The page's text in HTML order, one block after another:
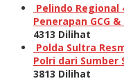
Pelindo Regional
Penerapan GCG
4313 Dilihat
Polda Sultra
Polri dari Sumber
3813 Dilihat